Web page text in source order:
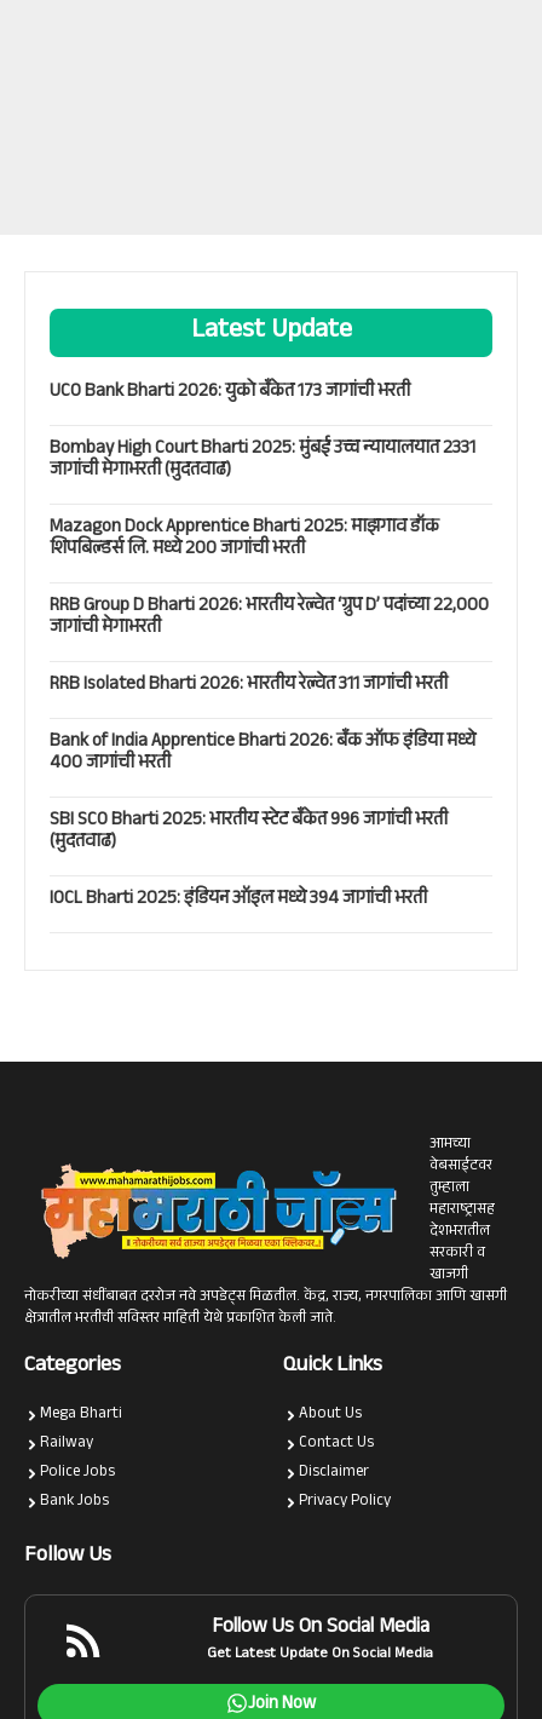
Latest Update
UCO Bank Bharti 2026: युको बँकेत 173 जागांची भरती
Bombay High Court Bharti 2025: मुंबई उच्च न्यायालयात 2331
जागांची मेगाभरती (मुदतवाढ)
Mazagon Dock Apprentice Bharti 2025: माझगाव डॉक
शिपबिल्डर्स लि. मध्ये 200 जागांची भरती
RRB Group D Bharti 2026: भारतीय रेल्वेत ‘ग्रुप D’ पदांच्या 22,000
जागांची मेगाभरती
RRB Isolated Bharti 2026: भारतीय रेल्वेत 311 जागांची भरती
Bank of India Apprentice Bharti 2026: बँक ऑफ इंडिया मध्ये
400 जागांची भरती
SBI SCO Bharti 2025: भारतीय स्टेट बँकेत 996 जागांची भरती
(मुदतवाढ)
IOCL Bharti 2025: इंडियन ऑइल मध्ये 394 जागांची भरती
आमच्या
वेबसाईटवर
तुम्हाला
महाराष्ट्रासह
देशभरातील
सरकारी व
खाजगी
नोकरीच्या संधींबाबत दररोज नवे अपडेट्स मिळतील. केंद्र, राज्य, नगरपालिका आणि खासगी
क्षेत्रातील भरतीची सविस्तर माहिती येथे प्रकाशित केली जाते.
Categories
Mega Bharti
Railway
Police Jobs
Bank Jobs
Quick Links
About Us
Contact Us
Disclaimer
Privacy Policy
Follow Us
Follow Us On Social Media
Get Latest Update On Social Media
Join Now